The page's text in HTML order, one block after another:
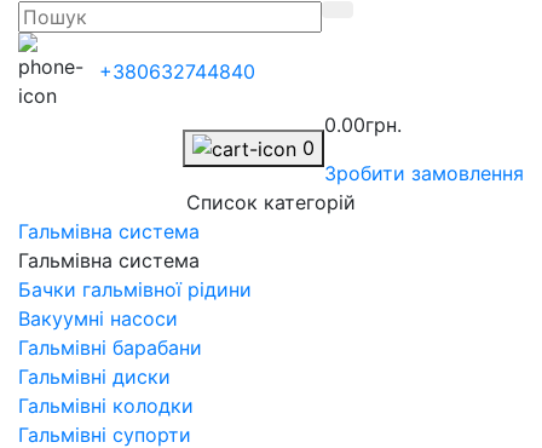
+380632744840
0
0.00грн.
Зробити замовлення
Список категорій
Гальмівна система
Гальмівна система
Бачки гальмівної рідини
Вакуумні насоси
Гальмівні барабани
Гальмівні диски
Гальмівні колодки
Гальмівні супорти